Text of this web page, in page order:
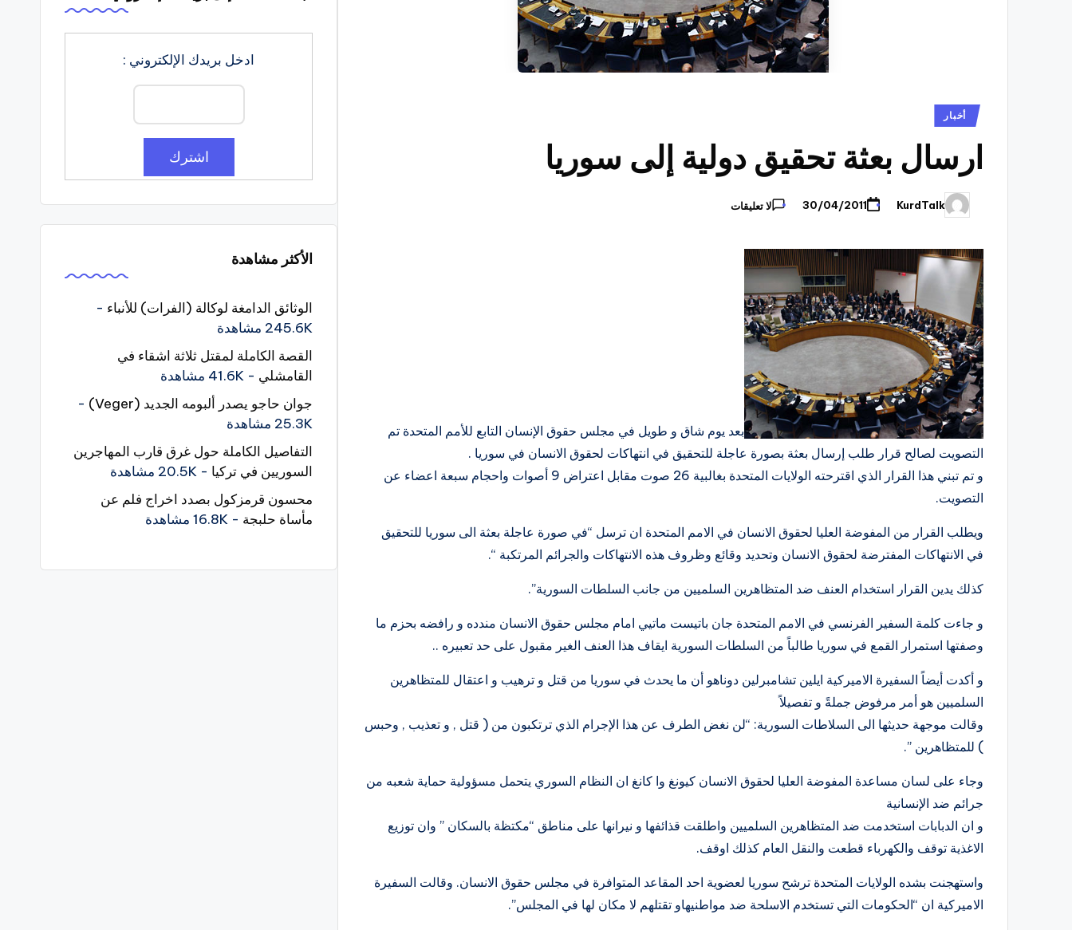
نُشر أخبار
ارسال بعثة تحقيق دولية إلى سوريا
تمّ
النشر
KurdTalk
30/04/2011 لا تعليقات
بعد يوم شاق و طويل في مجلس حقوق الإنسان التابع للأمم المتحدة تم
التصويت لصالح قرار طلب إرسال بعثة بصورة عاجلة للتحقيق في انتهاكات لحقوق الانسان في سوريا .
و تم تبني هذا القرار الذي اقترحته الولايات المتحدة بغالبية 26 صوت مقابل اعتراض 9 أصوات واحجام سبعة اعضاء عن
التصويت.
ويطلب القرار من المفوضة العليا لحقوق الانسان في الامم المتحدة ان ترسل “في صورة عاجلة بعثة الى سوريا للتحقيق
في الانتهاكات المفترضة لحقوق الانسان وتحديد وقائع وظروف هذه الانتهاكات والجرائم المرتكبة “.
كذلك يدين القرار استخدام العنف ضد المتظاهرين السلميين من جانب السلطات السورية”.
و جاءت كلمة السفير الفرنسي في الامم المتحدة جان باتيست ماتيي امام مجلس حقوق الانسان مندده و رافضه بحزم ما
وصفتها استمرار القمع في سوريا طالباً من السلطات السورية ايقاف هذا العنف الغير مقبول على حد تعبيره ..
و أكدت أيضاً السفيرة الاميركية ايلين تشامبرلين دوناهو أن ما يحدث في سوريا من قتل و ترهيب و اعتقال للمتظاهرين
السلميين هو أمر مرفوض جملةً و تفصيلاً
وقالت موجهة حديثها الى السلاطات السورية: “لن نغض الطرف عن هذا الإجرام الذي ترتكبون من ( قتل , و تعذيب , وحبس
) للمتظاهرين ”.
وجاء على لسان مساعدة المفوضة العليا لحقوق الانسان كيونغ وا كانغ ان النظام السوري يتحمل مسؤولية حماية شعبه من
جرائم ضد الإنسانية
و ان الدبابات استخدمت ضد المتظاهرين السلميين واطلقت قذائفها و نيرانها على مناطق “مكتظة بالسكان ” وان توزيع
الاغذية توقف والكهرباء قطعت والنقل العام كذلك اوقف.
واستهجنت بشده الولايات المتحدة ترشح سوريا لعضوية احد المقاعد المتوافرة في مجلس حقوق الانسان. وقالت السفيرة
الاميركية ان “الحكومات التي تستخدم الاسلحة ضد مواطنيهاو تقتلهم لا مكان لها في المجلس”.
ادخل بريدك الإلكتروني :
الأكثر مشاهدة
الوثائق الدامغة لوكالة (الفرات) للأنباء -
245.6K مشاهدة
القصة الكاملة لمقتل ثلاثة اشقاء في
القامشلي - 41.6K مشاهدة
جوان حاجو يصدر ألبومه الجديد (Veger)
-
25.3K مشاهدة
التفاصيل الكاملة حول غرق قارب المهاجرين
السوريين في تركيا - 20.5K مشاهدة
محسون قرمزكول بصدد اخراج فلم عن
مأساة حلبجة - 16.8K مشاهدة